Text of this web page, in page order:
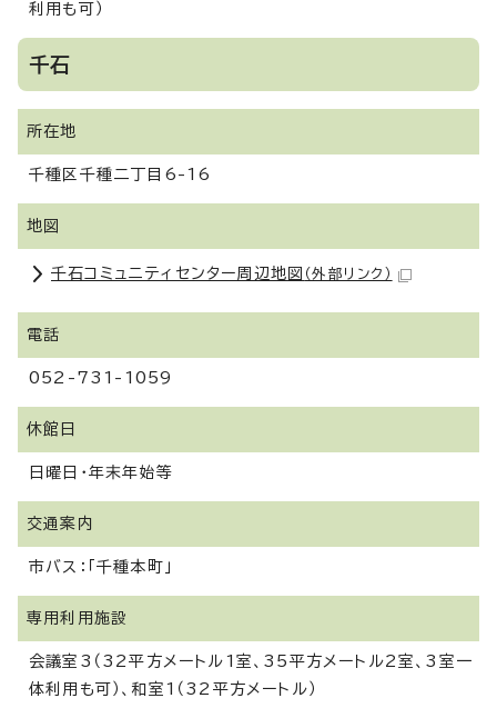
利用も可）
千石
所在地
千種区千種二丁目6-16
地図
千石コミュニティセンター周辺地図 （外部リンク）
電話
052-731-1059
休館日
日曜日・年末年始等
交通案内
市バス：「千種本町」
専用利用施設
会議室3（32平方メートル1室、35平方メートル2室、3室一
体利用も可）、和室1（32平方メートル）